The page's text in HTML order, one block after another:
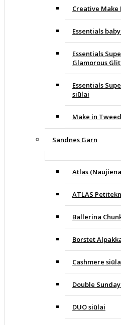
Creative
Essentials
Essentials
Glamorous
Essentials
siūlai
Make in
Sandnes Garn
Atlas
ATLAS
Ballerina
Borstet
Cashmere
Double
DUO siūlai